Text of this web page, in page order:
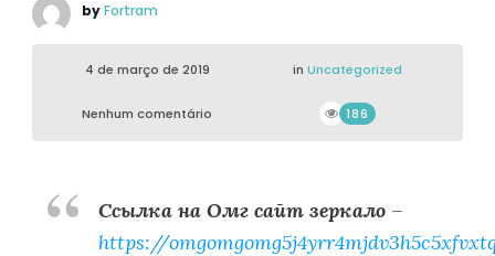
byFortram
4 de março de 2019 in Uncategorized
Nenhum comentário 186
Ссылка на Омг сайт зеркало–
https://